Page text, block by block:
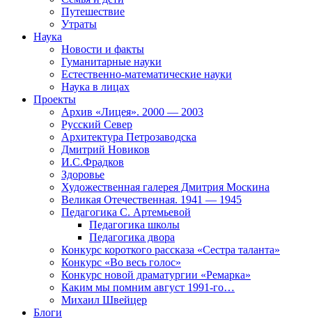
Путешествие
Утраты
Наука
Новости и факты
Гуманитарные науки
Естественно-математические науки
Наука в лицах
Проекты
Архив «Лицея». 2000 — 2003
Русский Север
Архитектура Петрозаводска
Дмитрий Новиков
И.С.Фрадков
Здоровье
Художественная галерея Дмитрия Москина
Великая Отечественная. 1941 — 1945
Педагогика С. Артемьевой
Педагогика школы
Педагогика двора
Конкурс короткого рассказа «Сестра таланта»
Конкурс «Во весь голос»
Конкурс новой драматургии «Ремарка»
Каким мы помним август 1991-го…
Михаил Швейцер
Блоги